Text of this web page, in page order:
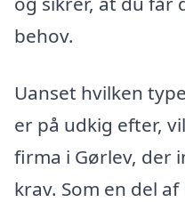
behov.
Uanset hvilken
er på udkig efter,
firma i Gørlev, der
krav. Som en del